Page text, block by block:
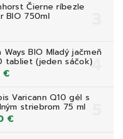
Čierne ríbezle
BIO 750ml
Ways BIO Mladý jačmeň
tabliet (jeden sáčok)
€
Varicann Q10 gél s
striebrom 75 ml
€
5,50 €